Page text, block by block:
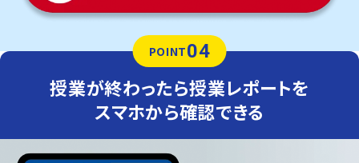
POINT04
授業が終わったら授業レポートを
スマホから確認できる